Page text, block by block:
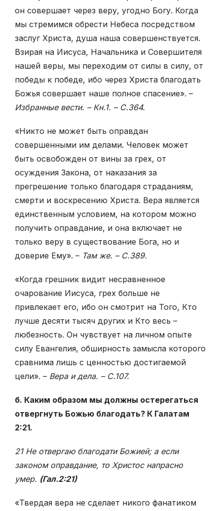
он совершает через веру, угодно Богу. Когда
мы стремимся обрести Небеса посредством
заслуг Христа, душа наша совершенствуется.
Взирая на Иисуса, Начальника и Совершителя
нашей веры, мы переходим от силы в силу, от
победы к победе, ибо через Христа благодать
Божья совершает наше полное спасение». –
Избранные вести. – Кн.1. – С.364.
«Никто не может быть оправдан
совершенными им делами. Человек может
быть освобожден от вины за грех, от
осуждения Закона, от наказания за
прегрешение только благодаря страданиям,
смерти и воскресению Христа. Вера является
единственным условием, на котором можно
получить оправдание, и она включает не
только веру в существование Бога, но и
доверие Ему». – Там же. – С.389.
«Когда грешник видит несравненное
очарование Иисуса, грех больше не
привлекает его, ибо он смотрит на Того, Кто
лучше десяти тысяч других и Кто весь –
любезность. Он чувствует на личном опыте
силу Евангелия, обширность замысла которого
сравнима лишь с ценностью достигаемой
цели». – Вера и дела. – С.107.
б. Каким образом мы должны остерегаться
отвергнуть Божью благодать? К Галатам
2:21.
21 Не отвергаю благодати Божией; а если
законом оправдание, то Христос напрасно
умер. (Гал.2:21)
«Твердая вера не сделает никого фанатиком